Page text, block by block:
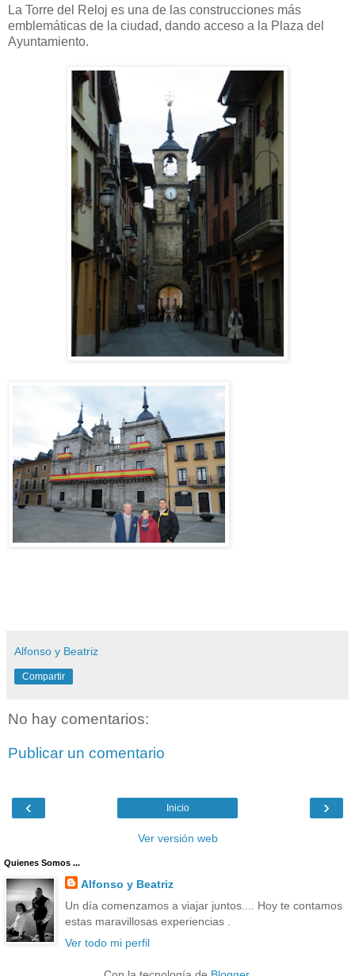
La Torre del Reloj es una de las construcciones más
emblemáticas de la ciudad, dando acceso a la Plaza del
Ayuntamiento.
Alfonso y Beatriz
Compartir
No hay comentarios:
Publicar un comentario
‹ ›
Inicio
Ver versión web
Quienes Somos ...
Alfonso y Beatriz
Un día comenzamos a viajar juntos.... Hoy te contamos
estas maravillosas experiencias .
Ver todo mi perfil